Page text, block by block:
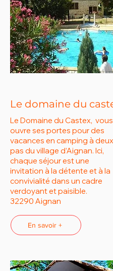
Le domaine du
Le Domaine du Castex, vous
ouvre ses portes pour des
vacances en camping à deux
pas du village d’Aignan. Ici,
chaque séjour est une
invitation à la détente et à la
convivialité dans un cadre
verdoyant et paisible.
32290 Aignan
En savoir +